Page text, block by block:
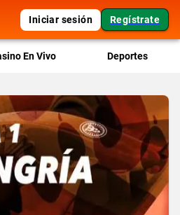
Iniciar sesión Regístrate
En Vivo Deportes